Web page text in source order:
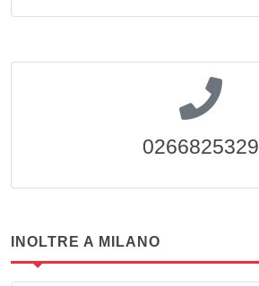
0266825329
INOLTRE A MILANO